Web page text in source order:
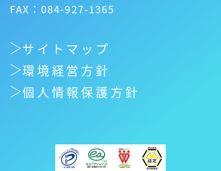
FAX：084-927-1365
サイトマップ
環境経営方針
個人情報保護方針